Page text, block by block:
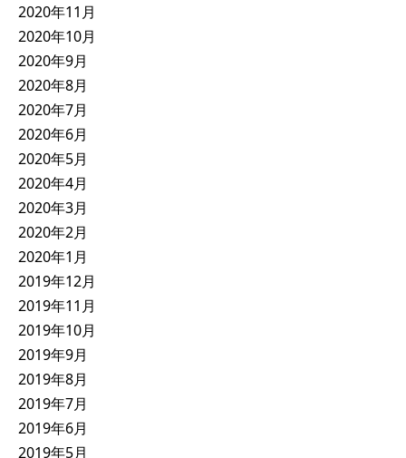
2020年11月
2020年10月
2020年9月
2020年8月
2020年7月
2020年6月
2020年5月
2020年4月
2020年3月
2020年2月
2020年1月
2019年12月
2019年11月
2019年10月
2019年9月
2019年8月
2019年7月
2019年6月
2019年5月